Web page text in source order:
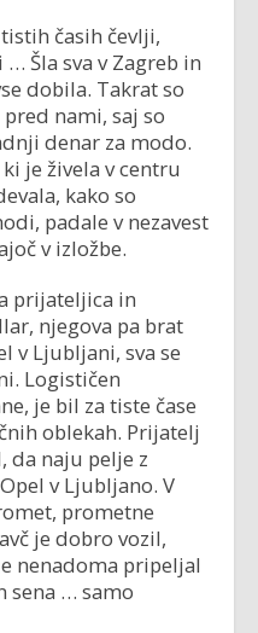
časih čevlji,
Šla sva v Zagreb in
dobila. Takrat so
nami, saj so
denar za modo.
je živela v centru
kako so
padale v nezavest
v izložbe.
prijateljica in
njegova pa brat
v Ljubljani, sva se
Logističen
je bil za tiste čase
oblekah. Prijatelj
da naju pelje z
v Ljubljano. V
prometne
je dobro vozil,
nenadoma pripeljal
sena … samo